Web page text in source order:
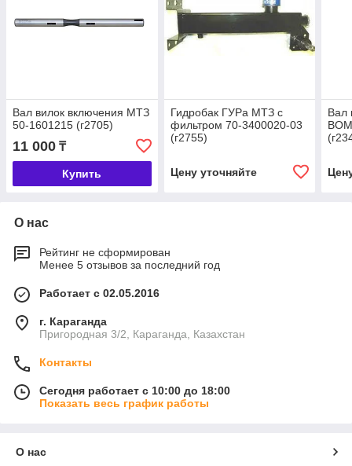
Вал вилок включения МТЗ
50-1601215 (г2705)
11 000 ₸
Купить
Гидробак ГУРа МТЗ с
фильтром 70-3400020-03
(г2755)
Цену уточняйте
Вал
ВОМ
О нас
Рейтинг не сформирован
Менее 5 отзывов за последний год
Работает с 02.05.2016
г. Караганда
Пригородная 3/2, Караганда, Казахстан
Контакты
Сегодня работает с 10:00 до 18:00
Показать весь график работы
О нас